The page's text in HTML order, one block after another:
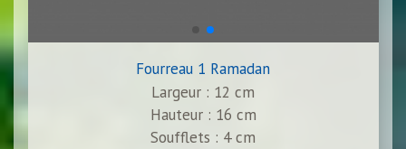
Fourreau 1 Ramadan
Largeur : 12 cm
Hauteur : 16 cm
Soufflets : 4 cm